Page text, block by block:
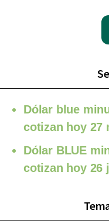
Dólar blue
cotizan hoy 27
Dólar BLUE
cotizan hoy 26